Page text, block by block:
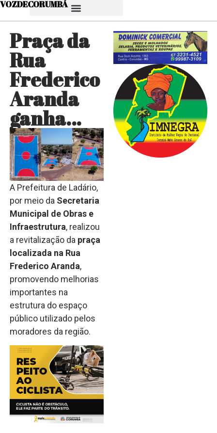
VOZDECORUMBÁ
Praça da
Rua
Frederico
Aranda
ganha…
A Prefeitura de Ladário,
por meio da Secretaria
Municipal de Obras e
Infraestrutura, realizou
a revitalização da praça
localizada na Rua
Frederico Aranda,
promovendo melhorias
importantes na
estrutura do espaço
público utilizado pelos
moradores da região.